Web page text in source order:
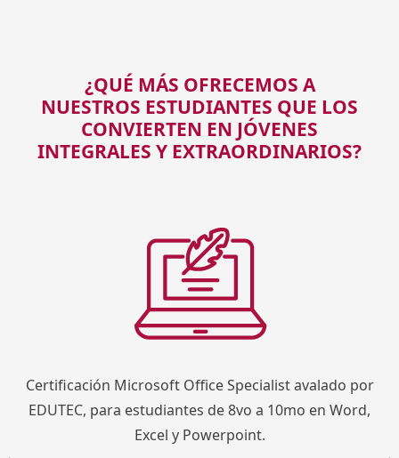
¿QUÉ MÁS OFRECEMOS A
NUESTROS ESTUDIANTES QUE LOS
CONVIERTEN EN JÓVENES
INTEGRALES Y EXTRAORDINARIOS?
Certificación Microsoft Office Specialist avalado por
EDUTEC, para estudiantes de 8vo a 10mo en Word,
Excel y Powerpoint.